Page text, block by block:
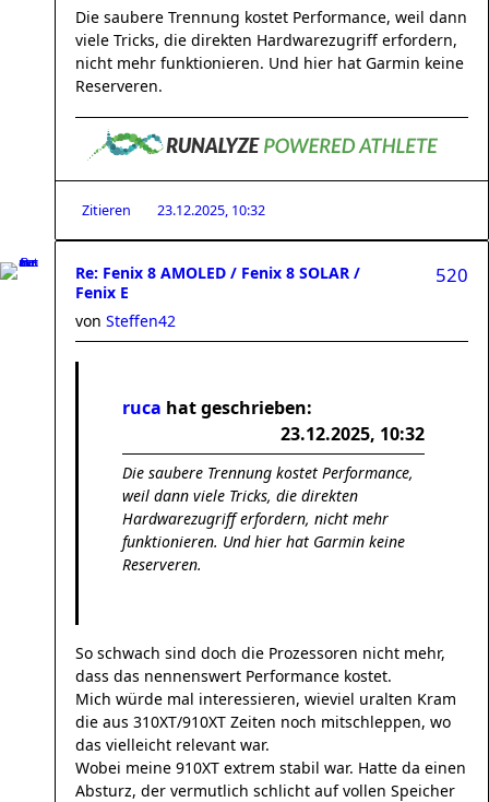
Die saubere Trennung kostet Performance, weil dann
viele Tricks, die direkten Hardwarezugriff erfordern,
nicht mehr funktionieren. Und hier hat Garmin keine
Reserveren.
Zitieren 23.12.2025, 10:32
Re: Fenix 8 AMOLED / Fenix 8 SOLAR /
Fenix E
520
von Steffen42
ruca hat geschrieben:
23.12.2025, 10:32
Die saubere Trennung kostet Performance,
weil dann viele Tricks, die direkten
Hardwarezugriff erfordern, nicht mehr
funktionieren. Und hier hat Garmin keine
Reserveren.
So schwach sind doch die Prozessoren nicht mehr,
dass das nennenswert Performance kostet.
Mich würde mal interessieren, wieviel uralten Kram
die aus 310XT/910XT Zeiten noch mitschleppen, wo
das vielleicht relevant war.
Wobei meine 910XT extrem stabil war. Hatte da einen
Absturz, der vermutlich schlicht auf vollen Speicher